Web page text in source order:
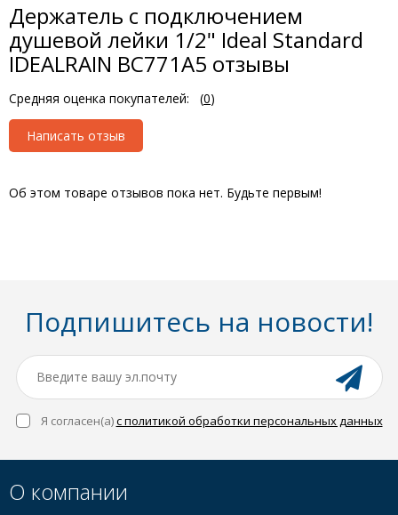
Держатель с подключением
душевой лейки 1/2" Ideal Standard
IDEALRAIN BC771A5 отзывы
Средняя оценка покупателей: (0)
Написать отзыв
Об этом товаре отзывов пока нет. Будьте первым!
Подпишитесь на новости!
Я согласен(a)с политикой обработки персональных данных
О компании